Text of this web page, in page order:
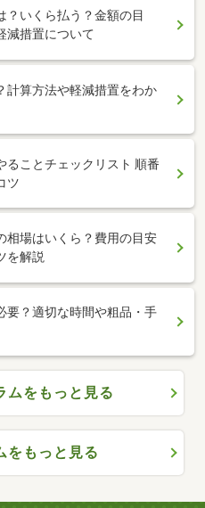
？いくら払う？金額の目
減措置について
計算方法や軽減措置をわか
ることチェックリスト 順番
ツ
相場はいくら？費用の目安
を解説
要？適切な時間や粗品・手
ムをもっと見る
をもっと見る